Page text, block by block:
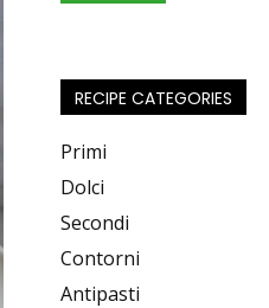
RECIPE CATEGORIES
Primi
Dolci
Secondi
Contorni
Antipasti